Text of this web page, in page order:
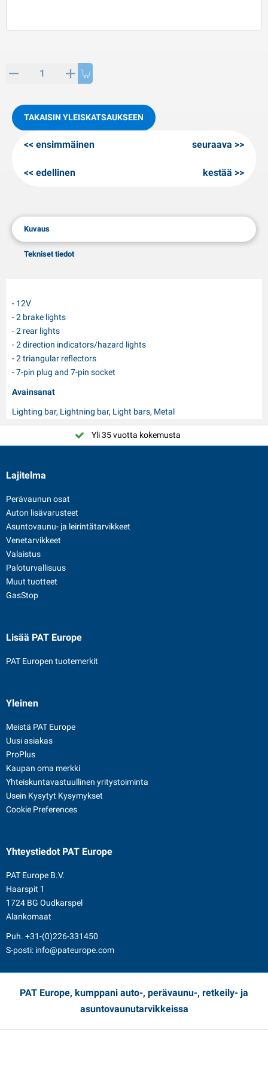
TAKAISIN YLEISKATSAUKSEEN
ensimmäinen
edellinen
seuraava
kestää
Kuvaus
Tekniset tiedot
- 12V
- 2 brake lights
- 2 rear lights
- 2 direction indicators/hazard lights
- 2 triangular reflectors
- 7-pin plug and 7-pin socket
Avainsanat
Lighting bar, Lightning bar, Light bars, Metal
Yli 35 vuotta kokemusta
Lajitelma
Perävaunun osat
Auton lisävarusteet
Asuntovaunu- ja leirintätarvikkeet
Venetarvikkeet
Valaistus
Paloturvallisuus
Muut tuotteet
GasStop
Lisää PAT Europe
PAT Europen tuotemerkit
Yleinen
Meistä PAT Europe
Uusi asiakas
ProPlus
Kaupan oma merkki
Yhteiskuntavastuullinen yritystoiminta
Usein Kysytyt Kysymykset
Cookie Preferences
YhteystiedotPAT Europe
PAT Europe B.V.
Haarspit 1
1724 BG Oudkarspel
Alankomaat
Puh. +31-(0)226-331450
S-posti: info@pateurope.com
PAT Europe, kumppani auto-, perävaunu-, retkeily- ja
asuntovaunutarvikkeissa